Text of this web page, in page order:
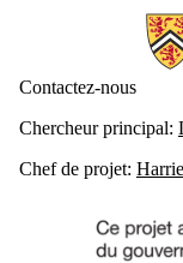
Information about
Contactez-nous
Chercheur principal:
Chef de projet: